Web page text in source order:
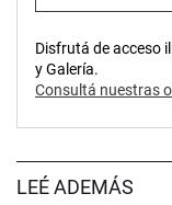
Disfrutá de acceso
y Galería.
Consultá nuestras
LEÉ ADEMÁS